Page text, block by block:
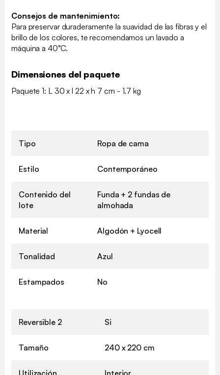
Consejos de mantenimiento:
Para preservar duraderamente la suavidad de las fibras y el
brillo de los colores, te recomendamos un lavado a
máquina a 40°C.
Dimensiones del paquete
Paquete 1: L 30 x l 22 x h 7 cm - 1.7 kg
Tipo Ropa de cama
Estilo Contemporáneo
Contenido del
lote
Funda + 2 fundas de
almohada
Material Algodón + Lyocell
Tonalidad Azul
Estampados No
Reversible 2 Si
Tamaño 240 x 220 cm